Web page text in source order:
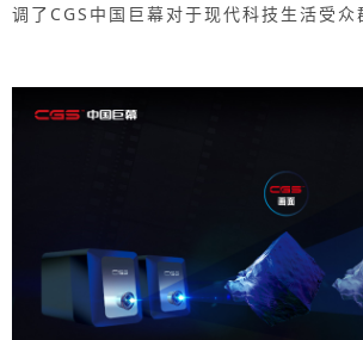
调了CGS中国巨幕对于现代科技生活受众